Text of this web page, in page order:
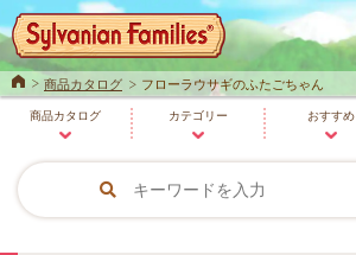
Home商品カタログ フローラウサギのふたごちゃん
おすすめ
カテゴリー
商品カタログ